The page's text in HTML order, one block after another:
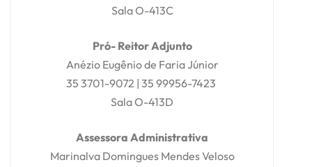
Sala O-413C
Pró- Reitor Adjunto
Anézio Eugênio de Faria Júnior
35 3701-9072 | 35 99956-7423
Sala O-413D
Assessora Administrativa
Marinalva Domingues Mendes Veloso